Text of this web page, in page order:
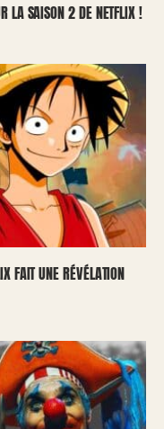
LA SAISON 2 DE NETFLIX !
FAIT UNE RÉVÉLATION